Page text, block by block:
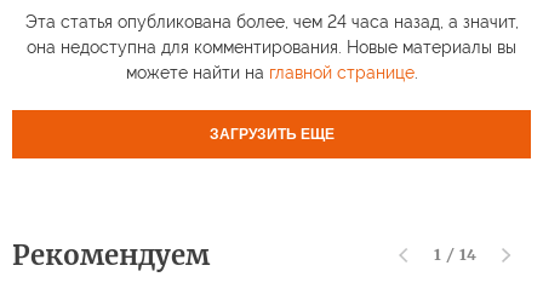
Эта статья опубликована более, чем 24 часа назад, а значит,
она недоступна для комментирования. Новые материалы вы
можете найти на главной странице.
ЗАГРУЗИТЬ ЕЩЕ
Рекомендуем 1 / 14